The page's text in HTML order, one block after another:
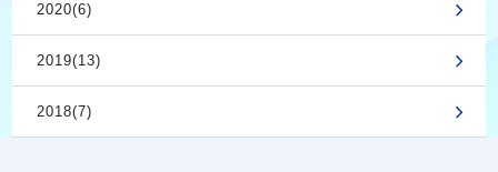
2020(6)
2019(13)
2018(7)